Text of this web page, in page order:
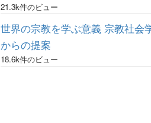
21.3k件のビュー
世界の宗教を学ぶ意義 宗教社会
からの提案
18.6k件のビュー